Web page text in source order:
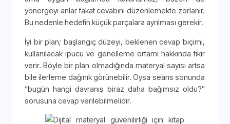
yönergeyi anlar fakat cevabını düzenlemekte zorlanır.
Bu nedenle hedefin küçük parçalara ayrılması gerekir.
İyi bir plan; başlangıç düzeyi, beklenen cevap biçimi,
kullanılacak ipucu ve genelleme ortamı hakkında fikir
verir. Böyle bir plan olmadığında materyal sayısı artsa
bile ilerleme dağınık görünebilir. Oysa seans sonunda
“bugün hangi davranış biraz daha bağımsız oldu?”
sorusuna cevap verilebilmelidir.